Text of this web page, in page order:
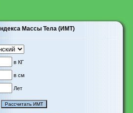
Массы Тела (ИМТ)
в КГ
в см
Лет